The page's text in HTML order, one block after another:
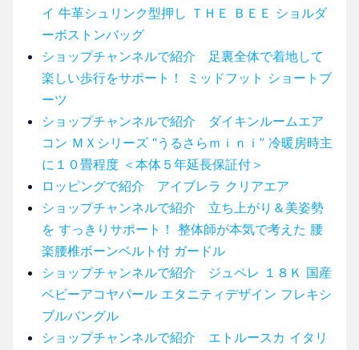
イ 牛革シュリンク型押し ＴＨＥ ＢＥＥ ショルダ
ーボストンバッグ
ショップチャンネルで紹介 足裏全体で着地して
楽しい歩行をサポート！ ミッドフット ショートブ
ーツ
ショップチャンネルで紹介 ダイキンルームエア
コン ＭＸシリーズ “うるさらｍｉｎｉ” 冷暖房時主
に１０畳程度 ＜本体５年延長保証付＞
ロッピングで紹介 アイブレラ クリアエア
ショップチャンネルで紹介 立ち上がり＆美姿勢
を すっきりサポート！ 整体師が本気で考えた 腰
楽腰椎ボーンベルト付 ガードル
ショップチャンネルで紹介 ジュペレ １８Ｋ 国産
ベビーアコヤパール エタニティデザイン フレキシ
ブルバングル
ショップチャンネルで紹介 エトルースカ イタリ